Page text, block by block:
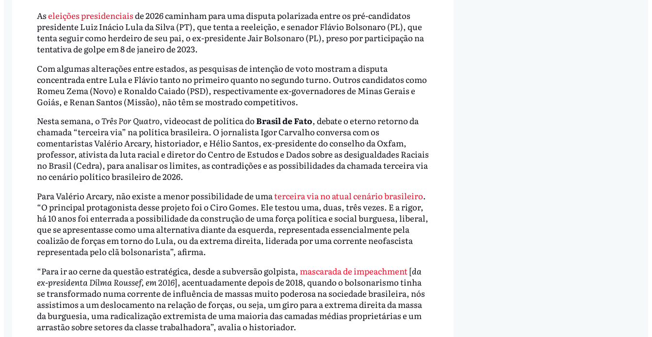
Aseleições presidenciaisde 2026 caminham para uma disputa polarizada entre os pré-candidatos
presidente Luiz Inácio Lula da Silva (PT), que tenta a reeleição, e senador Flávio Bolsonaro (PL), que
tenta seguir como herdeiro de seu pai, o ex-presidente Jair Bolsonaro (PL), preso por participação na
tentativa de golpe em 8 de janeiro de 2023.
Com algumas alterações entre estados, as pesquisas de intenção de voto mostram a disputa
concentrada entre Lula e Flávio tanto no primeiro quanto no segundo turno. Outros candidatos como
Romeu Zema (Novo) e Ronaldo Caiado (PSD), respectivamente ex-governadores de Minas Gerais e
Goiás, e Renan Santos (Missão), não têm se mostrado competitivos.
Nesta semana, oTrês Por Quatro, videocast de política doBrasil de Fato, debate o eterno retorno da
chamada “terceira via” na política brasileira. O jornalista Igor Carvalho conversa com os
comentaristas Valério Arcary, historiador, e Hélio Santos, ex-presidente do conselho da Oxfam,
professor, ativista da luta racial e diretor do Centro de Estudos e Dados sobre as desigualdades Raciais
no Brasil (Cedra), para analisar os limites, as contradições e as possibilidades da chamada terceira via
no cenário político brasileiro de 2026.
Para Valério Arcary, não existe a menor possibilidade de umaterceira via no atual cenário brasileiro.
“O principal protagonista desse projeto foi o Ciro Gomes. Ele testou uma, duas, três vezes. E a rigor,
há 10 anos foi enterrada a possibilidade da construção de uma força política e social burguesa, liberal,
que se apresentasse como uma alternativa diante da esquerda, representada essencialmente pela
coalizão de forças em torno do Lula, ou da extrema direita, liderada por uma corrente neofascista
representada pelo clã bolsonarista”, afirma.
“Para ir ao cerne da questão estratégica, desde a subversão golpista, mascarada de impeachment[da
ex-presidenta Dilma Roussef, em 2016], acentuadamente depois de 2018, quando o bolsonarismo tinha
se transformado numa corrente de influência de massas muito poderosa na sociedade brasileira, nós
assistimos a um deslocamento na relação de forças, ou seja, um giro para a extrema direita da massa
da burguesia, uma radicalização extremista de uma maioria das camadas médias proprietárias e um
arrastão sobre setores da classe trabalhadora”, avalia o historiador.